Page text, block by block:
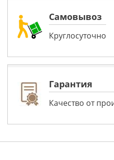
Самовывоз
Круглосуточно
Гарантия
Качество от